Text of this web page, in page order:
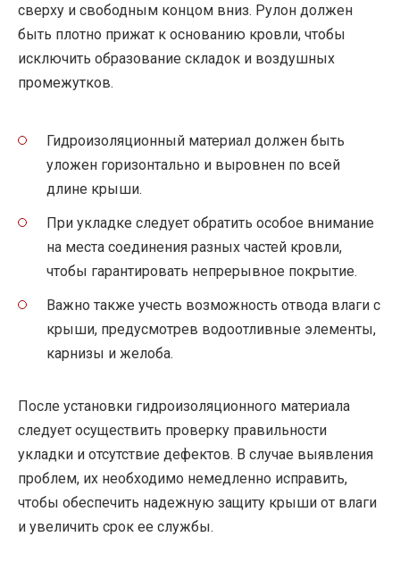
сверху и свободным концом вниз. Рулон должен
быть плотно прижат к основанию кровли, чтобы
исключить образование складок и воздушных
промежутков.
Гидроизоляционный материал должен быть
уложен горизонтально и выровнен по всей
длине крыши.
При укладке следует обратить особое внимание
на места соединения разных частей кровли,
чтобы гарантировать непрерывное покрытие.
Важно также учесть возможность отвода влаги с
крыши, предусмотрев водоотливные элементы,
карнизы и желоба.
После установки гидроизоляционного материала
следует осуществить проверку правильности
укладки и отсутствие дефектов. В случае выявления
проблем, их необходимо немедленно исправить,
чтобы обеспечить надежную защиту крыши от влаги
и увеличить срок ее службы.